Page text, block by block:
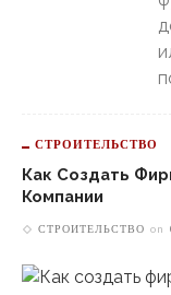
СТРОИТЕЛЬСТВО
Как Создать
Компании
СТРОИТЕЛЬСТВО on